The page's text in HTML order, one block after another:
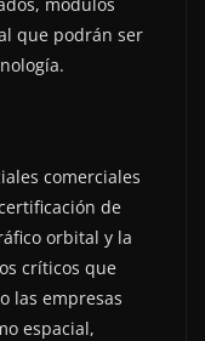
que podrán ser
comerciales
de
orbital y la
críticos que
las empresas
espacial,